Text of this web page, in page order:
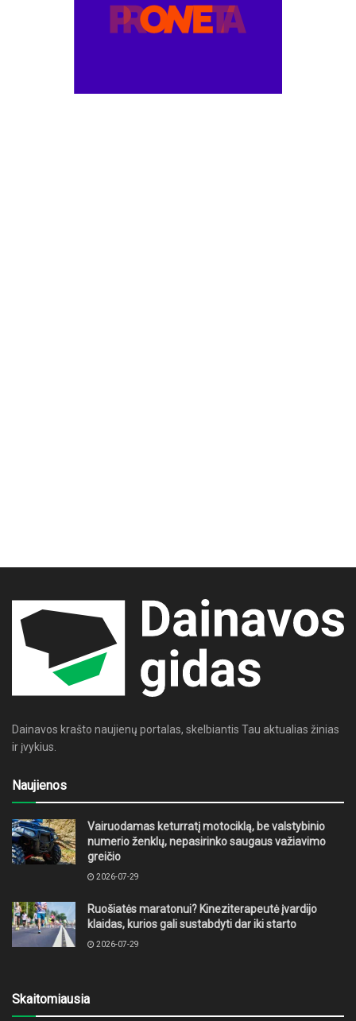
Dainavos krašto naujienų portalas, skelbiantis Tau aktualias žinias
ir įvykius.
Naujienos
Vairuodamas keturratį motociklą, be valstybinio
numerio ženklų, nepasirinko saugaus važiavimo
greičio
2026-07-29
Ruošiatės maratonui? Kineziterapeutė įvardijo
klaidas, kurios gali sustabdyti dar iki starto
2026-07-29
Skaitomiausia